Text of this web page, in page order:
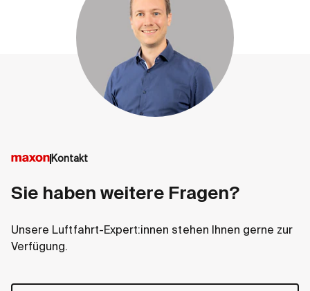
Kontakt
Sie haben weitere Fragen?
Unsere Luftfahrt-Expert:innen stehen Ihnen gerne zur
Verfügung.